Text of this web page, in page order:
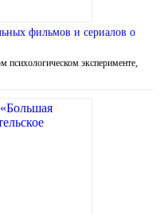
фильмов и сериалов о
эксперименте,